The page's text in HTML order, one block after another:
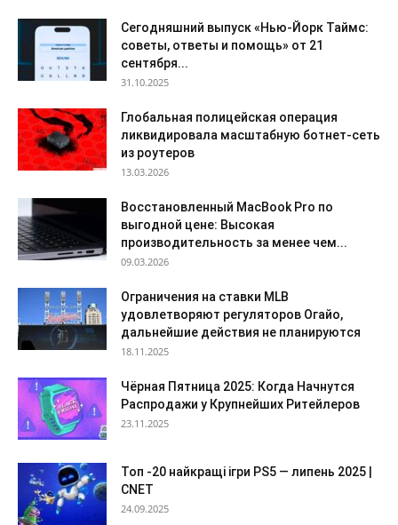
Сегодняшний выпуск «Нью-Йорк Таймс:
советы, ответы и помощь» от 21
сентября...
31.10.2025
Глобальная полицейская операция
ликвидировала масштабную ботнет-сеть
из роутеров
13.03.2026
Восстановленный MacBook Pro по
выгодной цене: Высокая
производительность за менее чем...
09.03.2026
Ограничения на ставки MLB
удовлетворяют регуляторов Огайо,
дальнейшие действия не планируются
18.11.2025
Чёрная Пятница 2025: Когда Начнутся
Распродажи у Крупнейших Ритейлеров
23.11.2025
Топ -20 найкращі ігри PS5 — липень 2025 |
CNET
24.09.2025